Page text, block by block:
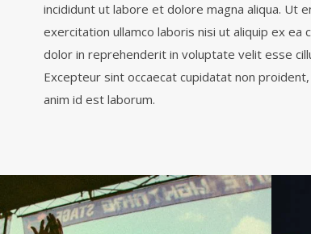
incididunt ut labore et dolore magna aliqua. Ut
exercitation ullamco laboris nisi ut aliquip ex ea
dolor in reprehenderit in voluptate velit esse
Excepteur sint occaecat cupidatat non
anim id est laborum.